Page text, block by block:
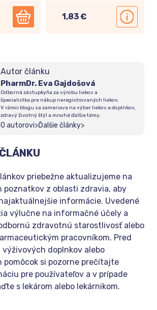
1,83 €
Autor článku
PharmDr. Eva Gajdošová
Odborná zástupkyňa za výrobu liekov a
špecialistka pre nákup neregistrovaných liekov.
V rámci blogu sa zameriava na výber liekov a doplnkov,
zdravý životný štýl a mnohé ďalšie témy.
O autorovi>Ďalšie články>
priebežne aktualizujeme na
poznatkov z oblasti zdravia, aby
informácie. Uvedené
výlučne na informačné účely a
zdravotnú starostlivosť alebo
pracovníkom. Pred
výživových doplnkov alebo
si pozorne prečítajte
pre používateľov a v prípade
s lekárom alebo lekárnikom.